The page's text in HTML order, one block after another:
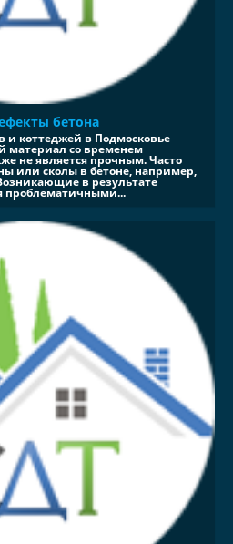
бетона
и коттеджей в Подмосковье
материал со временем
не является прочным. Часто
или сколы в бетоне, например,
в результате
проблематичными...